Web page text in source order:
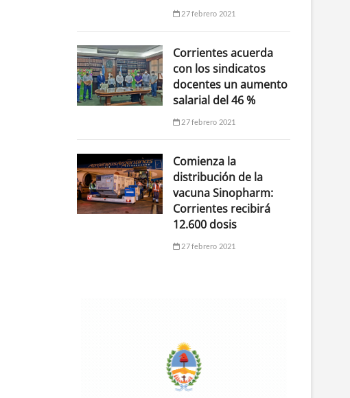
27 febrero 2021
Corrientes acuerda
con los sindicatos
docentes un aumento
salarial del 46 %
27 febrero 2021
Comienza la
distribución de la
vacuna Sinopharm:
Corrientes recibirá
12.600 dosis
27 febrero 2021